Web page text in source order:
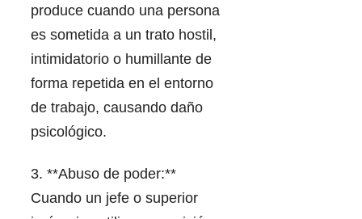
produce cuando una persona
es sometida a un trato hostil,
intimidatorio o humillante de
forma repetida en el entorno
de trabajo, causando daño
psicológico.
3. **Abuso de poder:**
Cuando un jefe o superior